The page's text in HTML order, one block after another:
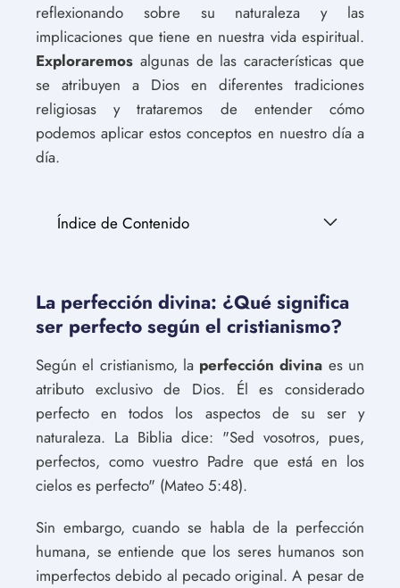
reflexionando sobre su naturaleza y las
implicaciones que tiene en nuestra vida espiritual.
Exploraremos algunas de las características que
se atribuyen a Dios en diferentes tradiciones
religiosas y trataremos de entender cómo
podemos aplicar estos conceptos en nuestro día a
día.
Índice de Contenido
La perfección divina: ¿Qué significa
ser perfecto según el cristianismo?
Según el cristianismo, la perfección divina es un
atributo exclusivo de Dios. Él es considerado
perfecto en todos los aspectos de su ser y
naturaleza. La Biblia dice: "Sed vosotros, pues,
perfectos, como vuestro Padre que está en los
cielos es perfecto" (Mateo 5:48).
Sin embargo, cuando se habla de la perfección
humana, se entiende que los seres humanos son
imperfectos debido al pecado original. A pesar de